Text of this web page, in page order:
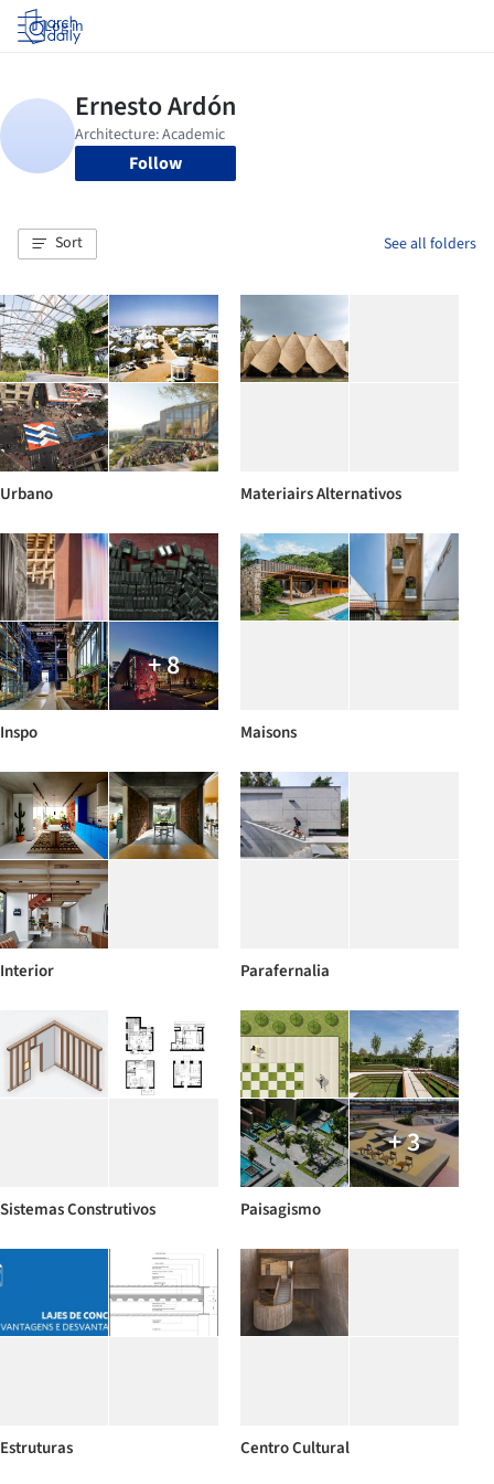
Log in
Follow
Sort See all folders
Urbano Materiairs Alternativos
+ 8
Inspo Maisons
Interior Parafernalia
Sistemas Construtivos
+ 3
Paisagismo
Estruturas Centro Cultural